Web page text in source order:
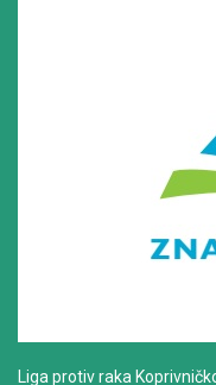
Liga protiv raka